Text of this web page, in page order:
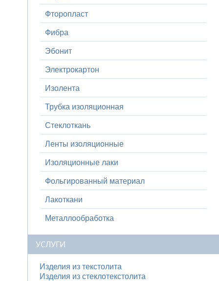
Фторопласт
Фибра
Эбонит
Электрокартон
Изолента
Трубка изоляционная
Стеклоткань
Ленты изоляционные
Изоляционные лаки
Фольгированный материал
Лакоткани
Металлообработка
УСЛУГИ
Изделия из текстолита
Изделия из стеклотекстолита